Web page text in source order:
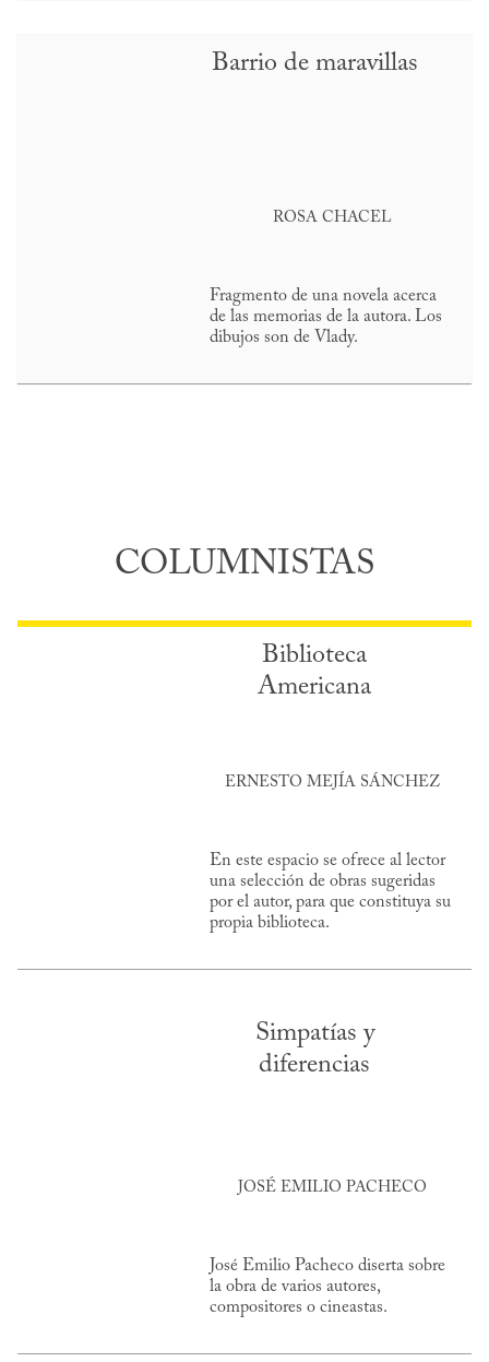
Barrio de maravillas
ROSA CHACEL
Fragmento de una novela acerca
de las memorias de la autora. Los
dibujos son de Vlady.
COLUMNISTAS
Biblioteca
Americana
ERNESTO MEJÍA SÁNCHEZ
En este espacio se ofrece al lector
una selección de obras sugeridas
por el autor, para que constituya su
propia biblioteca.
Simpatías y
diferencias
JOSÉ EMILIO PACHECO
José Emilio Pacheco diserta sobre
la obra de varios autores,
compositores o cineastas.